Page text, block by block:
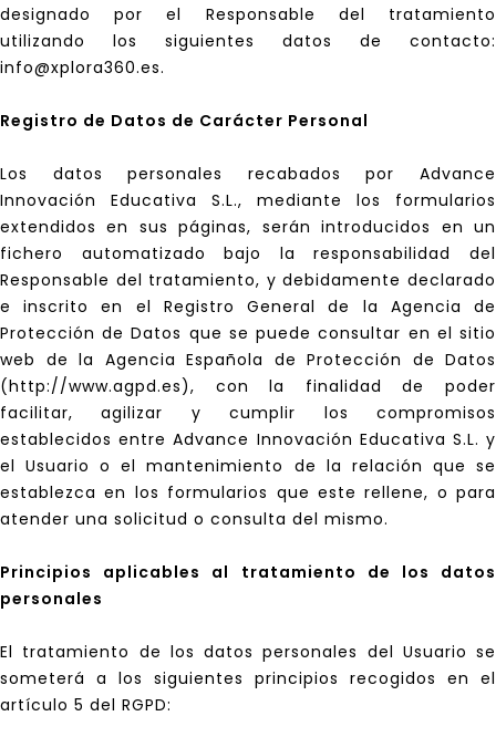
designado por el Responsable del tratamiento
utilizando los siguientes datos de contacto:
info@xplora360.es.
Registro de Datos de Carácter Personal
Los datos personales recabados por Advance
Innovación Educativa S.L., mediante los formularios
extendidos en sus páginas, serán introducidos en un
fichero automatizado bajo la responsabilidad del
Responsable del tratamiento, y debidamente declarado
e inscrito en el Registro General de la Agencia de
Protección de Datos que se puede consultar en el sitio
web de la Agencia Española de Protección de Datos
(http://www.agpd.es), con la finalidad de poder
facilitar, agilizar y cumplir los compromisos
establecidos entre Advance Innovación Educativa S.L. y
el Usuario o el mantenimiento de la relación que se
establezca en los formularios que este rellene, o para
atender una solicitud o consulta del mismo.
Principios aplicables al tratamiento de los datos
personales
El tratamiento de los datos personales del Usuario se
someterá a los siguientes principios recogidos en el
artículo 5 del RGPD: